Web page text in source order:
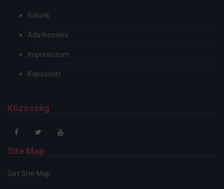
Rólunk
Adatkezelés
Impresszum
Kapcsolat
Közösség
Site Map
Get Site Map